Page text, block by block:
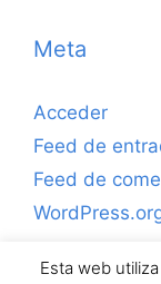
Meta
Acceder
Feed de
Feed de
Esta web